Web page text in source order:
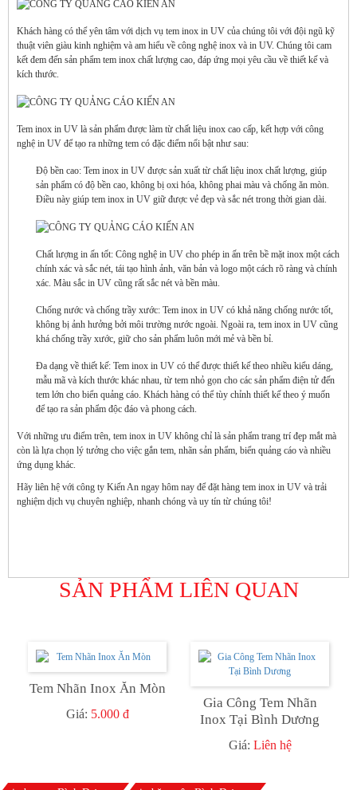
Khách hàng có thể yên tâm với dịch vụ tem inox in UV của chúng tôi với đội ngũ kỹ
thuật viên giàu kinh nghiệm và am hiểu về công nghệ inox và in UV. Chúng tôi cam
kết đem đến sản phẩm tem inox chất lượng cao, đáp ứng mọi yêu cầu về thiết kế và
kích thước.
Tem inox in UV là sản phẩm được làm từ chất liệu inox cao cấp, kết hợp với công
nghệ in UV để tạo ra những tem có đặc điểm nổi bật như sau:
Độ bền cao: Tem inox in UV được sản xuất từ chất liệu inox chất lượng, giúp
sản phẩm có độ bền cao, không bị oxi hóa, không phai màu và chống ăn mòn.
Điều này giúp tem inox in UV giữ được vẻ đẹp và sắc nét trong thời gian dài.
Chất lượng in ấn tốt: Công nghệ in UV cho phép in ấn trên bề mặt inox một cách
chính xác và sắc nét, tái tạo hình ảnh, văn bản và logo một cách rõ ràng và chính
xác. Màu sắc in UV cũng rất sắc nét và bền màu.
Chống nước và chống trầy xước: Tem inox in UV có khả năng chống nước tốt,
không bị ảnh hưởng bởi môi trường nước ngoài. Ngoài ra, tem inox in UV cũng
khá chống trầy xước, giữ cho sản phẩm luôn mới mẻ và bền bỉ.
Đa dạng về thiết kế: Tem inox in UV có thể được thiết kế theo nhiều kiểu dáng,
mẫu mã và kích thước khác nhau, từ tem nhỏ gọn cho các sản phẩm điện tử đến
tem lớn cho biển quảng cáo. Khách hàng có thể tùy chỉnh thiết kế theo ý muốn
để tạo ra sản phẩm độc đáo và phong cách.
Với những ưu điểm trên, tem inox in UV không chỉ là sản phẩm trang trí đẹp mắt mà
còn là lựa chọn lý tưởng cho việc gắn tem, nhãn sản phẩm, biển quảng cáo và nhiều
ứng dụng khác.
Hãy liên hệ với công ty Kiến An ngay hôm nay để đặt hàng tem inox in UV và trải
nghiệm dịch vụ chuyên nghiệp, nhanh chóng và uy tín từ chúng tôi!
SẢN PHẨM LIÊN QUAN
Tem Nhãn Inox Ăn Mòn
Giá: 5.000 đ
Gia Công Tem Nhãn
Inox Tại Bình Dương
Giá: Liên hệ